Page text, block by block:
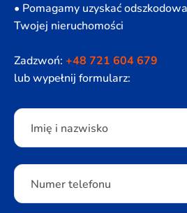
• Pomagamy uzyskać
Twojej nieruchomości
Zadzwoń: +48 721 604 679
lub wypełnij formularz:
Please leave this field empty.
Imię i nazwisko
Numer telefonu